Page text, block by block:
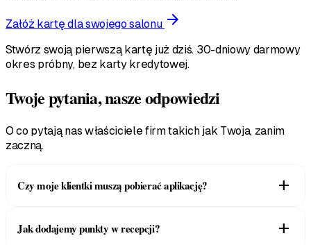
Załóż kartę dla swojego salonu arrow_forward
Stwórz swoją pierwszą kartę już dziś. 30-dniowy darmowy
okres próbny, bez karty kredytowej.
Twoje pytania, nasze odpowiedzi
O co pytają nas właściciele firm takich jak Twoja, zanim
zaczną.
Czy moje klientki muszą pobierać aplikację? add
a karta zostaje w Apple Wallet lub Google Wallet na stałe, w
Jak dodajemy punkty w recepcji? add